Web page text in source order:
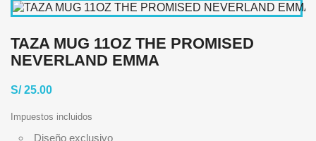
TAZA MUG 11OZ THE PROMISED
NEVERLAND EMMA
S/ 25.00
Impuestos incluidos
Diseño exclusivo